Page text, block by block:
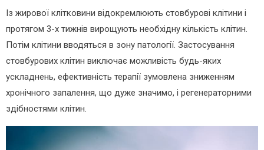
Із жирової клітковини відокремлюють стовбурові клітини і
протягом 3-х тижнів вирощують необхідну кількість клітин.
Потім клітини вводяться в зону патології. Застосування
стовбурових клітин виключає можливість будь-яких
ускладнень, ефективність терапії зумовлена зниженням
хронічного запалення, що дуже значимо, і регенераторними
здібностями клітин.